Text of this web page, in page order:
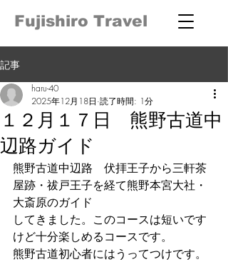
Fujishiro Travel
記事
１２月１７日 熊野古道中
辺路ガイド
haru-40
2025年12月18日 読了時間: 1分
熊野古道中辺路　伏拝王子から三軒茶
屋跡・祓戸王子を経て熊野本宮大社・
大斎原のガイド
してきました。このコースは短いです
けど十分楽しめるコースです。
熊野古道初心者にはうってつけです。